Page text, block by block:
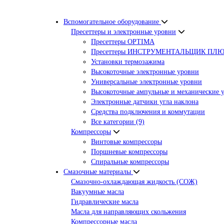
Вспомогательное оборудование
Пресеттеры и электронные уровни
Пресеттеры OPTIMA
Пресеттеры ИНСТРУМЕНТАЛЬЩИК
Установки термозажима
Высокоточные электронные уровни
Универсальные электронные уровни
Высокоточные ампульные и механические
Электронные датчики угла наклона
Средства подключения и коммутации
Все категории (9)
Компрессоры
Винтовые компрессоры
Поршневые компрессоры
Спиральные компрессоры
Смазочные материалы
Смазочно-охлаждающая жидкость (СОЖ)
Вакуумные масла
Гидравлические масла
Масла для направляющих скольжения
Компрессорные масла